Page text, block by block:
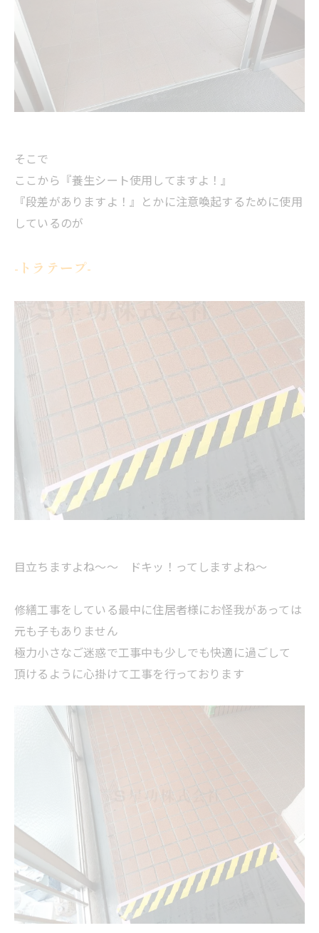
そこで
ここから『養生シート使用してますよ！』
『段差がありますよ！』とかに注意喚起するために使用
しているのが
-トラテープ-
目立ちますよね～～ ドキッ！ってしますよね～
修繕工事をしている最中に住居者様にお怪我があっては
元も子もありません
極力小さなご迷惑で工事中も少しでも快適に過ごして
頂けるように心掛けて工事を行っております